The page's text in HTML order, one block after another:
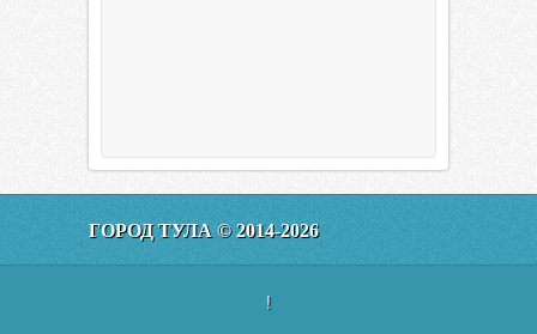
00:20:11
Эфир от 11.01.2016 (19.35) Тула
160 0 0
Видео города
ГОРОД ТУЛА © 2014-2026
!